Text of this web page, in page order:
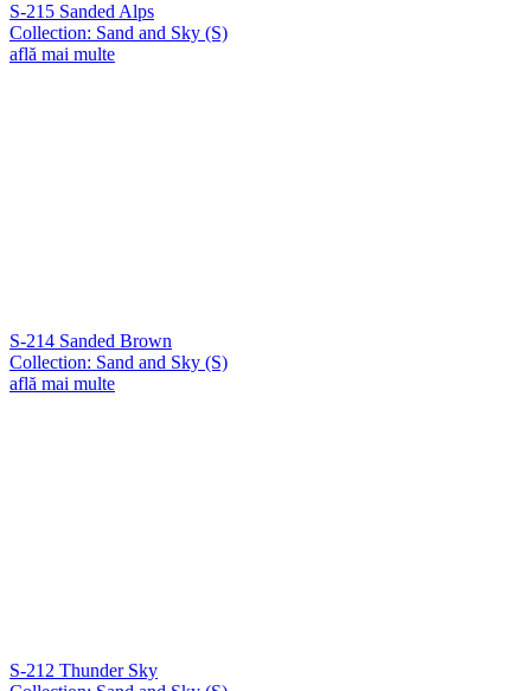
S-215 Sanded Alps
Collection: Sand and Sky (S)
află mai multe
S-214 Sanded Brown
Collection: Sand and Sky (S)
află mai multe
S-212 Thunder Sky